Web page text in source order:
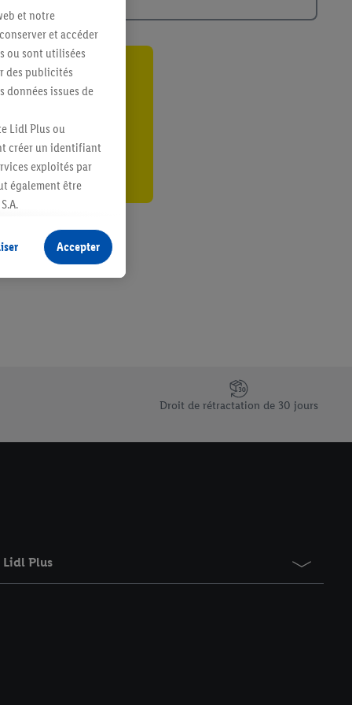
Droit de rétractation de 30 jours
Lidl Plus
et notre
et accéder
ou sont utilisées
des publicités
données issues de
Lidl Plus ou
créer un identifiant
exploités par
également être
sans procéder à
terminaux ou
échéant, d’autres
à tout moment
Accepter